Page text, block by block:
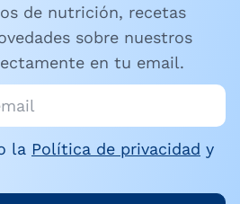
de nutrición, recetas
sobre nuestros
en tu email.
la Política de privacidad y